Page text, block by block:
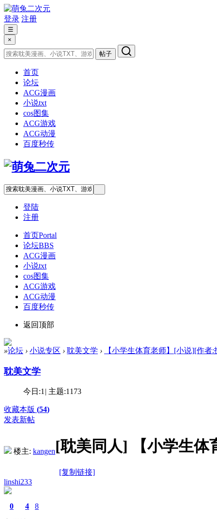
登录 注册
☰
×
帖子
首页
论坛
ACG漫画
小说txt
cos图集
ACG游戏
ACG动漫
百度秒传
登陆
注册
首页Portal
论坛BBS
ACG漫画
小说txt
cos图集
ACG游戏
ACG动漫
百度秒传
返回顶部
»论坛 › 小说专区 › 耽美文学 › 【小学生体育老师】[小说][作者
耽美文学
今日:1 | 主题:1173
收藏本版 (54)
发表新帖
楼主: kangen[耽美同人] 【小学生
[复制链接]
linshi233
0 4 8